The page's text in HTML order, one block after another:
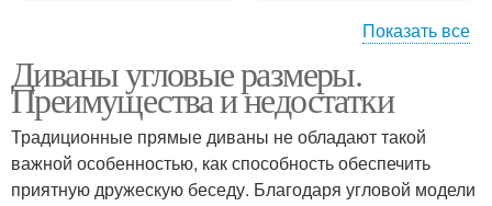
Угловые модели
угловым диванам
Стандартные размеры
Показать все
Диваны угловые размеры.
Преимущества и недостатки
Традиционные прямые диваны не обладают такой
важной особенностью, как способность обеспечить
приятную дружескую беседу. Благодаря угловой модели